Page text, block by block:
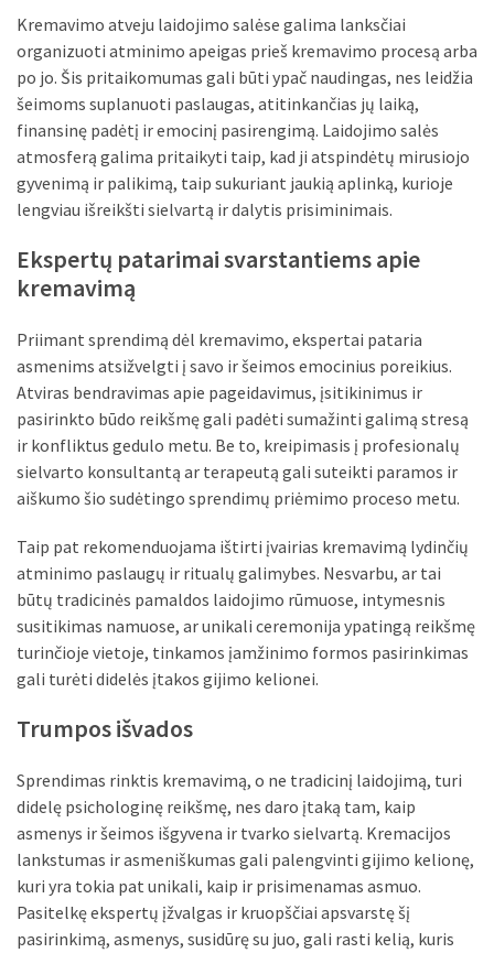
Kremavimo atveju laidojimo salėse galima lanksčiai
organizuoti atminimo apeigas prieš kremavimo procesą arba
po jo. Šis pritaikomumas gali būti ypač naudingas, nes leidžia
šeimoms suplanuoti paslaugas, atitinkančias jų laiką,
finansinę padėtį ir emocinį pasirengimą. Laidojimo salės
atmosferą galima pritaikyti taip, kad ji atspindėtų mirusiojo
gyvenimą ir palikimą, taip sukuriant jaukią aplinką, kurioje
lengviau išreikšti sielvartą ir dalytis prisiminimais.
Ekspertų patarimai svarstantiems apie
kremavimą
Priimant sprendimą dėl kremavimo, ekspertai pataria
asmenims atsižvelgti į savo ir šeimos emocinius poreikius.
Atviras bendravimas apie pageidavimus, įsitikinimus ir
pasirinkto būdo reikšmę gali padėti sumažinti galimą stresą
ir konfliktus gedulo metu. Be to, kreipimasis į profesionalų
sielvarto konsultantą ar terapeutą gali suteikti paramos ir
aiškumo šio sudėtingo sprendimų priėmimo proceso metu.
Taip pat rekomenduojama ištirti įvairias kremavimą lydinčių
atminimo paslaugų ir ritualų galimybes. Nesvarbu, ar tai
būtų tradicinės pamaldos laidojimo rūmuose, intymesnis
susitikimas namuose, ar unikali ceremonija ypatingą reikšmę
turinčioje vietoje, tinkamos įamžinimo formos pasirinkimas
gali turėti didelės įtakos gijimo kelionei.
Trumpos išvados
Sprendimas rinktis kremavimą, o ne tradicinį laidojimą, turi
didelę psichologinę reikšmę, nes daro įtaką tam, kaip
asmenys ir šeimos išgyvena ir tvarko sielvartą. Kremacijos
lankstumas ir asmeniškumas gali palengvinti gijimo kelionę,
kuri yra tokia pat unikali, kaip ir prisimenamas asmuo.
Pasitelkę ekspertų įžvalgas ir kruopščiai apsvarstę šį
pasirinkimą, asmenys, susidūrę su juo, gali rasti kelią, kuris